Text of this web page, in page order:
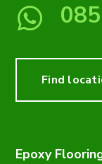
Find
Epoxy